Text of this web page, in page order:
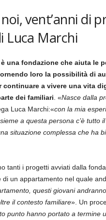
vent’anni di
Luca Marchi
è una fondazione che aiuta le
loro la possibilità di
continuare a vivere una vita
dei familiari . «Nasce dalla
Luca Marchi:«con la mia
a questa persona c’è tutto
situazione complessa che ha
tanti i progetti avviati dalla
di un appartamento nel quale
questi giovani
il contesto familiare». Un
punto hanno portato a termine